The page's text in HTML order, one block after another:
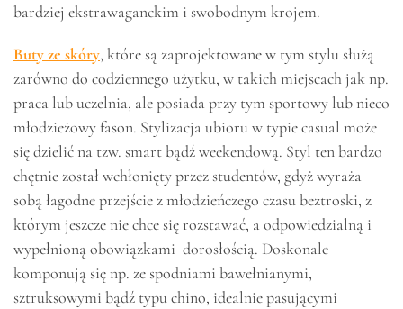
bardziej ekstrawaganckim i swobodnym krojem.
Buty ze skóry, które są zaprojektowane w tym stylu służą
zarówno do codziennego użytku, w takich miejscach jak np.
praca lub uczelnia, ale posiada przy tym sportowy lub nieco
młodzieżowy fason. Stylizacja ubioru w typie casual może
się dzielić na tzw. smart bądź weekendową. Styl ten bardzo
chętnie został wchłonięty przez studentów, gdyż wyraża
sobą łagodne przejście z młodzieńczego czasu beztroski, z
którym jeszcze nie chce się rozstawać, a odpowiedzialną i
wypełnioną obowiązkami dorosłością. Doskonale
komponują się np. ze spodniami bawełnianymi,
sztruksowymi bądź typu chino, idealnie pasującymi